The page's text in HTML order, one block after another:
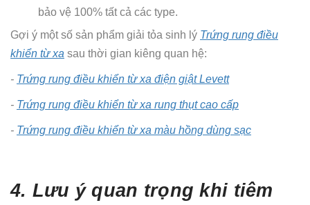
bảo vệ 100% tất cả các type.
Gợi ý một số sản phẩm giải tỏa sinh lý Trứng rung điều
khiển từ xa sau thời gian kiêng quan hệ:
- Trứng rung điều khiển từ xa điện giật Levett
- Trứng rung điều khiển từ xa rung thụt cao cấp
- Trứng rung điều khiển từ xa màu hồng dùng sạc
4. Lưu ý quan trọng khi tiêm